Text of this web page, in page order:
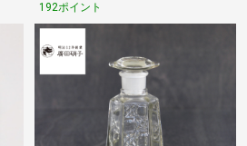
192ポイント